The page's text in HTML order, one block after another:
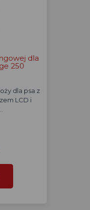
dla
250
dla psa z
LCD i